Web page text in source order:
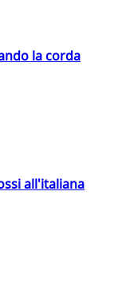
la corda
all'italiana